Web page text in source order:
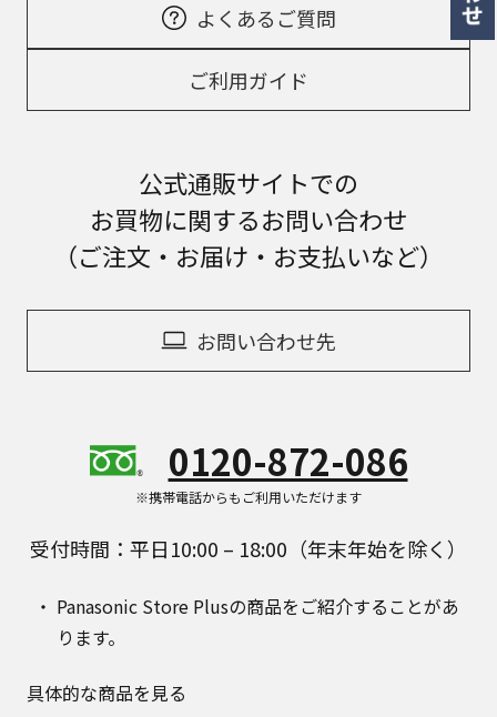
よくあるご質問
ご利用ガイド
公式通販サイトでの
お買物に関するお問い合わせ
（ご注文・お届け・お支払いなど）
お問い合わせ先
0120-872-086
※携帯電話からもご利用いただけます
受付時間：平日10:00 – 18:00（年末年始を除く）
Panasonic Store Plusの商品をご紹介することがあ
ります。
具体的な商品を見る